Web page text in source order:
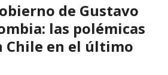
de Gustavo
las polémicas
Chile en el último